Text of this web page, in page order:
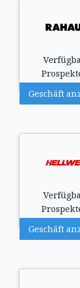
Geschäft
Geschäft